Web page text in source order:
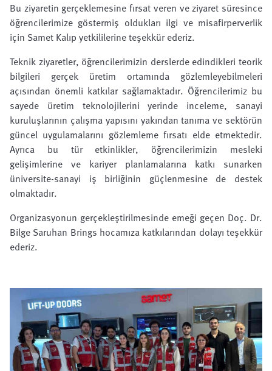
Bu ziyaretin gerçeklemesine fırsat veren ve z​iyaret süresince
öğrencilerimize göstermiş oldukları ilgi ve misafirperverlik
için Samet Kalıp yetkililerine teşekkür ederiz.
Teknik ziyaretler, öğrencilerimizin derslerde edindikleri teorik
bilgileri gerçek üretim ortamında gözlemleyebilmeleri
açısından önemli katkılar sağlamaktadır. Öğrencilerimiz bu
sayede üretim teknolojilerini yerinde inceleme, sanayi
kuruluşlarının çalışma yapısını yakından tanıma ve sektörün
güncel uygulamalarını gözlemleme fırsatı elde etmektedir.
Ayrıca bu tür etkinlikler, öğrencilerimizin mesleki
gelişimlerine ve kariyer planlamalarına katkı sunarken
üniversite-sanayi iş birliğinin güçlenmesine de destek
olmaktadır.
Organizasyonun gerçekleştirilmesinde emeği geçen Doç. Dr.
Bilge Saruhan Brings hocamıza katkılarından dolayı teşekkür
ederiz.